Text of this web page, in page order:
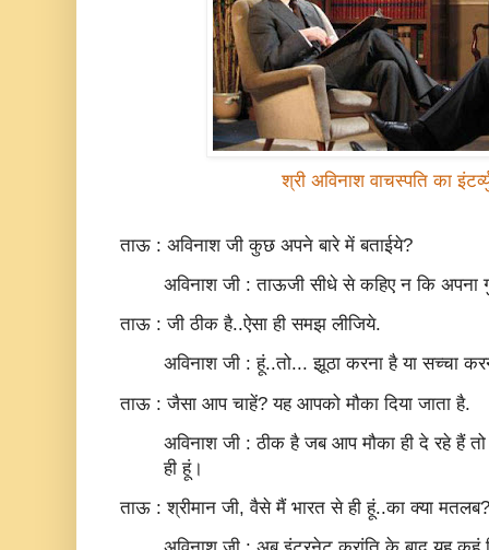
श्री अविनाश वाचस्पति का
ताऊ : अविनाश जी कुछ अपने बारे में बताईये?
अविनाश जी : ताऊजी सीधे से कहिए न कि अपना
ताऊ : जी ठीक है..ऐसा ही समझ लीजिये.
अविनाश जी : हूं..तो... झूठा करना है या सच्‍चा
ताऊ : जैसा आप चाहें? यह आपको मौका दिया जाता है.
अविनाश जी : ठीक है जब आप मौका ही दे रहे हैं
ही हूं।
ताऊ : श्रीमान जी, वैसे मैं भारत से ही हूं..का क्या मतलब?